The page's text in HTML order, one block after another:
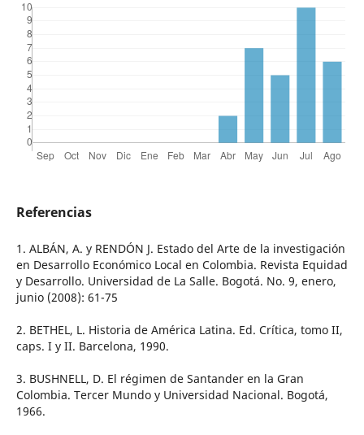
Referencias
1. ALBÁN, A. y RENDÓN J. Estado del Arte de la investigación
en Desarrollo Económico Local en Colombia. Revista Equidad
y Desarrollo. Universidad de La Salle. Bogotá. No. 9, enero,
junio (2008): 61-75
2. BETHEL, L. Historia de América Latina. Ed. Crítica, tomo II,
caps. I y II. Barcelona, 1990.
3. BUSHNELL, D. El régimen de Santander en la Gran
Colombia. Tercer Mundo y Universidad Nacional. Bogotá,
1966.